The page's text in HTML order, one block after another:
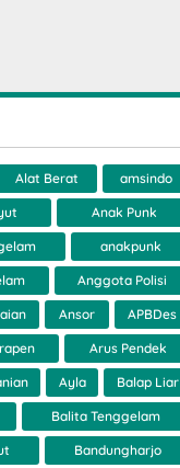
Alat Berat amsindo
Anak Punk
anakpunk
Anggota Polisi
Ansor APBDes
Arus Pendek
Ayla Balap Liar
Balita Tenggelam
Bandungharjo